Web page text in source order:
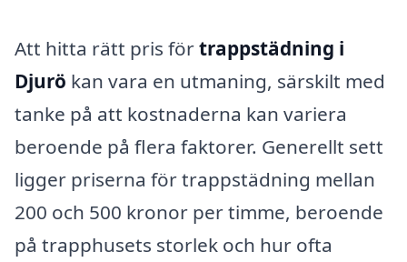
Att hitta rätt pris förtrappstädning i
Djurö kan vara en utmaning, särskilt med
tanke på att kostnaderna kan variera
beroende på flera faktorer. Generellt sett
ligger priserna för trappstädning mellan
200 och 500 kronor per timme, beroende
på trapphusets storlek och hur ofta